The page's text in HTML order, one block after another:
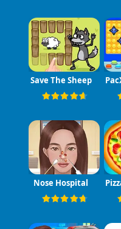
Save The Sheep
Nose Hospital